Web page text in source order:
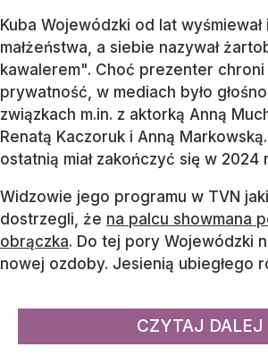
Kuba Wojewódzki od lat
małżeństwa, a siebie nazywał
kawalerem". Choć prezenter chroni
prywatność, w mediach było
związkach m.in. z aktorką Anną
Renatą Kaczoruk i Anną
ostatnią miał zakończyć się w 2024
Widzowie jego programu w TVN
dostrzegli, że na palcu showmana
obrączka. Do tej pory Wojewódzki
nowej ozdoby. Jesienią ubiegłego
CZYTAJ DALEJ